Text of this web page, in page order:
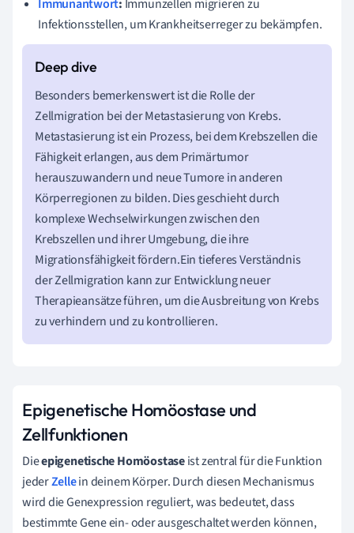
Immunantwort: Immunzellen migrieren zu
Infektionsstellen, um Krankheitserreger zu bekämpfen.
Besonders bemerkenswert ist die Rolle der
Zellmigration bei der Metastasierung von Krebs.
Metastasierung ist ein Prozess, bei dem Krebszellen die
Fähigkeit erlangen, aus dem Primärtumor
herauszuwandern und neue Tumore in anderen
Körperregionen zu bilden. Dies geschieht durch
komplexe Wechselwirkungen zwischen den
Krebszellen und ihrer Umgebung, die ihre
Migrationsfähigkeit fördern.Ein tieferes Verständnis
der Zellmigration kann zur Entwicklung neuer
Therapieansätze führen, um die Ausbreitung von Krebs
zu verhindern und zu kontrollieren.
Epigenetische Homöostase und
Zellfunktionen
Dieepigenetische Homöostaseist zentral für die Funktion
jederZellein deinem Körper. Durch diesen Mechanismus
wird die Genexpression reguliert, was bedeutet, dass
bestimmte Gene ein- oder ausgeschaltet werden können,